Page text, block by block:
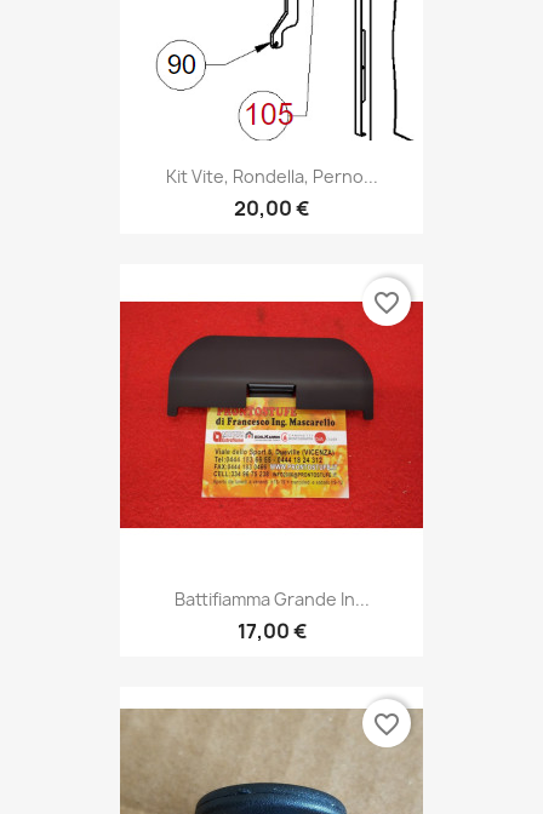
Kit Vite, Rondella, Perno...
20,00 €
Battifiamma Grande In...
17,00 €
favorite_border
favorite_border